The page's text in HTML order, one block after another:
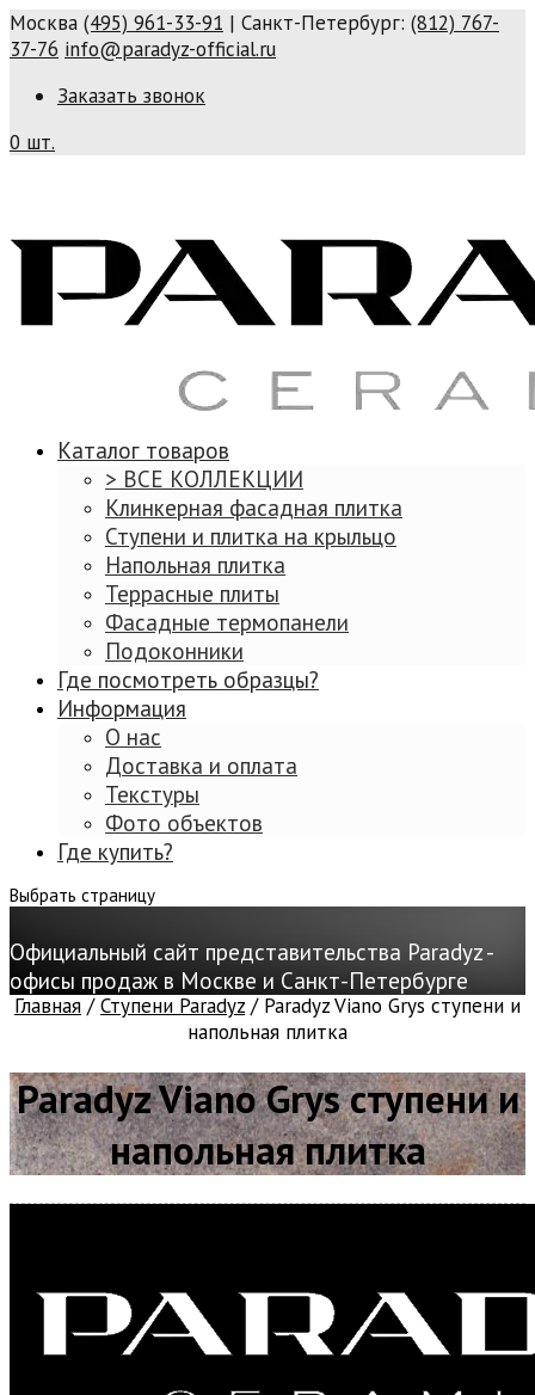
Москва (495) 961-33-91 | Санкт-Петербург: (812) 767-
37-76 info@paradyz-official.ru
Заказать звонок
0 шт.
Каталог товаров
> ВСЕ КОЛЛЕКЦИИ
Клинкерная фасадная плитка
Ступени и плитка на крыльцо
Напольная плитка
Террасные плиты
Фасадные термопанели
Подоконники
Где посмотреть образцы?
Информация
О нас
Доставка и оплата
Текстуры
Фото объектов
Где купить?
Выбрать страницу
Официальный сайт представительства Paradyz -
офисы продаж в Москве и Санкт-Петербурге
Главная /Ступени Paradyz / Paradyz Viano Grys ступени и
напольная плитка
Paradyz Viano Grys ступени и
напольная плитка